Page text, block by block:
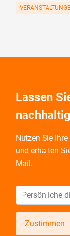
Lassen
Nutzen Sie
und erhalten
Mail.
Zustimmen